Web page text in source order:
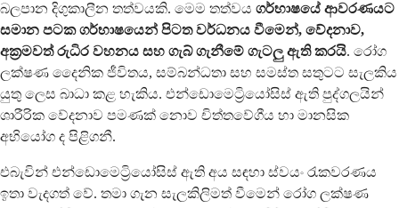
බලපාන දිගුකාලීන තත්වයකි. මෙම තත්වය ගර්භාෂයේ ආවරණයට
සමාන පටක ගර්භාෂයෙන් පිටත වර්ධනය වීමෙන්, වේදනාව,
අක්‍රමවත් රුධිර වහනය සහ ගැබ් ගැනීමේ ගැටලු ඇති කරයි. රෝග
ලක්ෂණ දෛනික ජීවිතය, සම්බන්ධතා සහ සමස්ත සතුටට සැලකිය
යුතු ලෙස බාධා කළ හැකිය. එන්ඩොමෙට්‍රියෝසිස් ඇති පුද්ගලයින්
ශාරීරික වේදනාව පමණක් නොව චිත්තවේගීය හා මානසික
අභියෝග ද පිළිගනී.
එබැවින් එන්ඩොමෙට්‍රියෝසිස් ඇති අය සඳහා ස්වයං රැකවරණය
ඉතා වැදගත් වේ. තමා ගැන සැලකිලිමත් වීමෙන් රෝග ලක්ෂණ